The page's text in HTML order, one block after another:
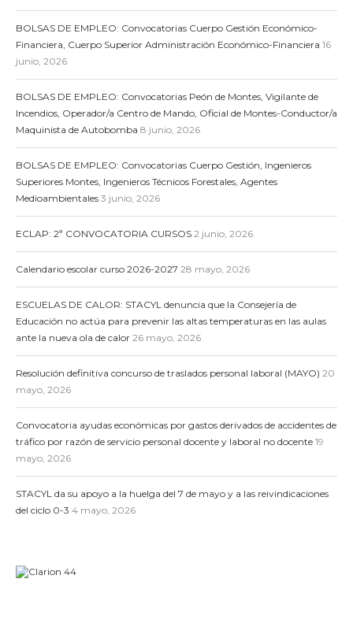
BOLSAS DE EMPLEO: Convocatorias Cuerpo Gestión Económico-
Financiera, Cuerpo Superior Administración Económico-Financiera 16
junio, 2026
BOLSAS DE EMPLEO: Convocatorias Peón de Montes, Vigilante de
Incendios, Operador/a Centro de Mando, Oficial de Montes-Conductor/a
Maquinista de Autobomba 8 junio, 2026
BOLSAS DE EMPLEO: Convocatorias Cuerpo Gestión, Ingenieros
Superiores Montes, Ingenieros Técnicos Forestales, Agentes
Medioambientales 3 junio, 2026
ECLAP: 2ª CONVOCATORIA CURSOS 2 junio, 2026
Calendario escolar curso 2026-2027 28 mayo, 2026
ESCUELAS DE CALOR: STACYL denuncia que la Consejería de
Educación no actúa para prevenir las altas temperaturas en las aulas
ante la nueva ola de calor 26 mayo, 2026
Resolución definitiva concurso de traslados personal laboral (MAYO) 20
mayo, 2026
Convocatoria ayudas económicas por gastos derivados de accidentes de
tráfico por razón de servicio personal docente y laboral no docente 19
mayo, 2026
STACYL da su apoyo a la huelga del 7 de mayo y a las reivindicaciones
del ciclo 0-3 4 mayo, 2026